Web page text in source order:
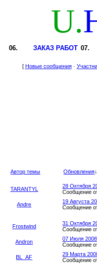
U.
ЗАКАЗ РАБОТ
[ Новые сообщения·
Автор темы Обновления↓
TARANTYL
28 Октября
Сообщение
Andre
19 Августа
Сообщение
Frostwind
31 Октября
Сообщение
Andron
07 Июля
Сообщение
BL_AF
29 Марта
Сообщение